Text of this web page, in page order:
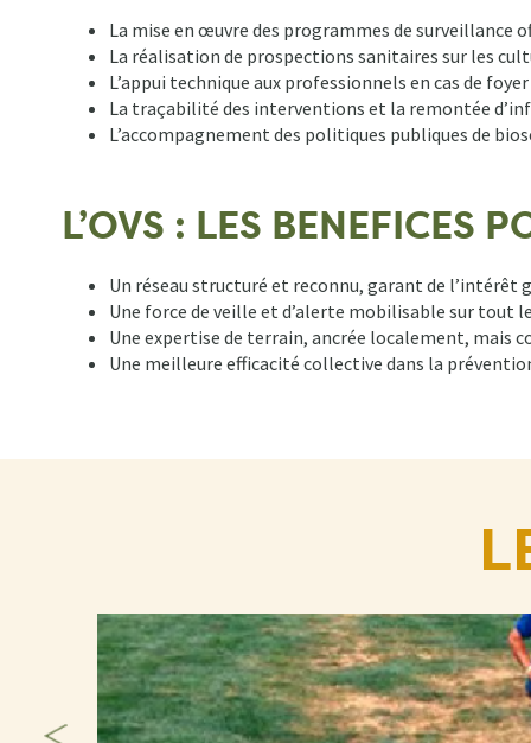
La mise en œuvre des programmes de surveillance
La réalisation de prospections sanitaires sur les
L’appui technique aux professionnels en cas de
La traçabilité des interventions et la remontée
L’accompagnement des politiques publiques de
L’OVS : LES BENEFICES
Un réseau structuré et reconnu, garant de l’intérêt
Une force de veille et d’alerte mobilisable sur tout
Une expertise de terrain, ancrée localement, mais
Une meilleure efficacité collective dans la